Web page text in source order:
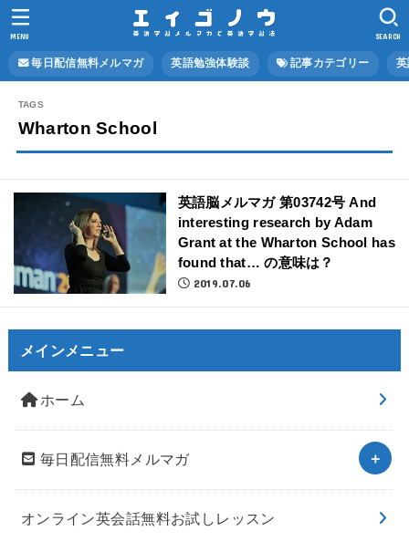
毎日配信無料メルマガ 英語勉強体験談 記事カテゴリー
SEARCH
MENU
Wharton School
英語脳メルマガ 第03742号 And
interesting research by Adam
Grant at the Wharton School has
found that… の意味は？
2019.07.06
メインメニュー
ホーム
毎日配信無料メルマガ
オンライン英会話無料お試しレッスン